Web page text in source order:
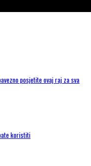
posjetite ovaj raj za sva
koristiti